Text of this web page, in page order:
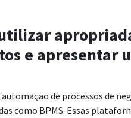
e apresentar
de processos de
como BPMS. Essas